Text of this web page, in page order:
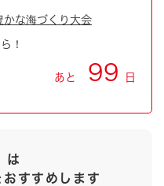
な海づくり大会
！
あと 99 日
は
すすめします